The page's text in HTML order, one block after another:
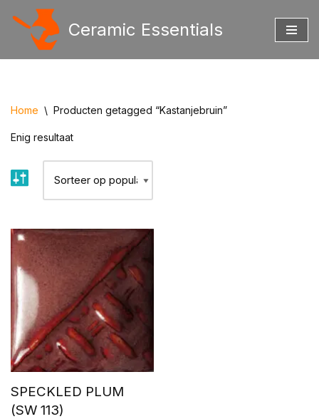
Ceramic Essentials
Home \ Producten getagged “Kastanjebruin”
Enig resultaat
SPECKLED PLUM
(SW 113)